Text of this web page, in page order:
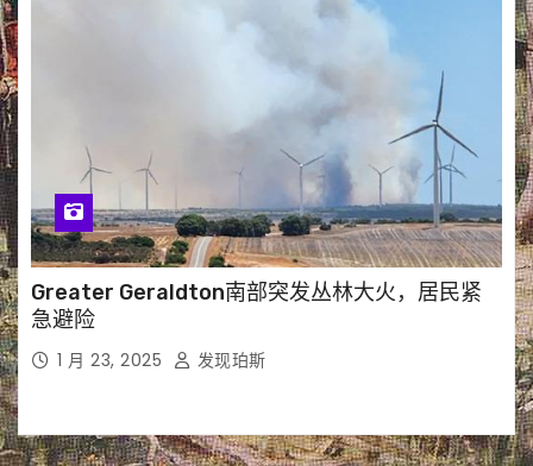
Greater Geraldton南部突发丛林大火，居民紧
急避险
1 月 23, 2025 发现珀斯